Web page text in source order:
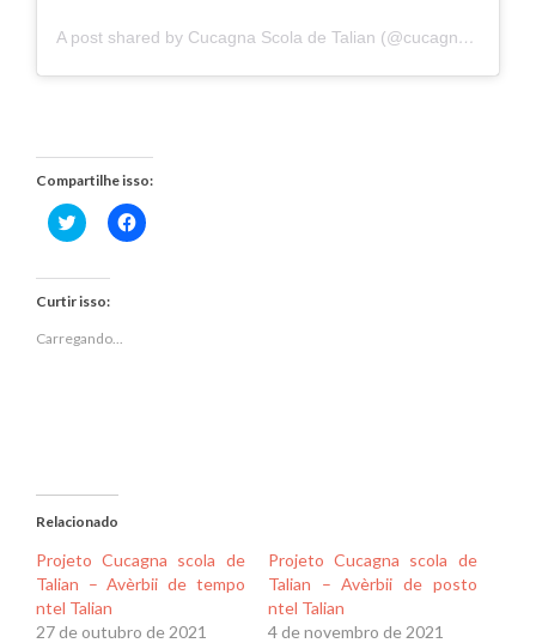
A post shared by Cucagna Scola de Talian (@cucagna.talian)
Compartilhe isso:
Clique
para
Twitter(abre
em
nova
Clique
para
Curtir isso:
Carregando...
Relacionado
Projeto Cucagna scola de
Talian – Avèrbii de tempo
ntel Talian
27 de outubro de 2021
Projeto Cucagna scola de
Talian – Avèrbii de posto
ntel Talian
4 de novembro de 2021